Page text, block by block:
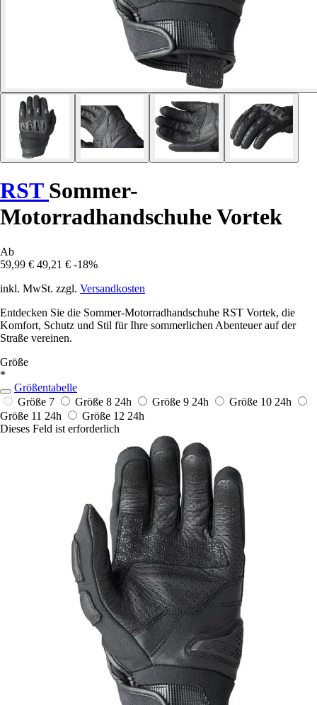
RST Sommer-
Motorradhandschuhe Vortek
Ab
59,99 € 49,21 € -18%
inkl. MwSt. zzgl. Versandkosten
Entdecken Sie die Sommer-Motorradhandschuhe RST Vortek, die
Komfort, Schutz und Stil für Ihre sommerlichen Abenteuer auf der
Straße vereinen.
Größe
*
Größentabelle
Größe 7
Größe 8 24h Größe 9 24h Größe 10 24h
Größe 11 24h Größe 12 24h
Dieses Feld ist erforderlich